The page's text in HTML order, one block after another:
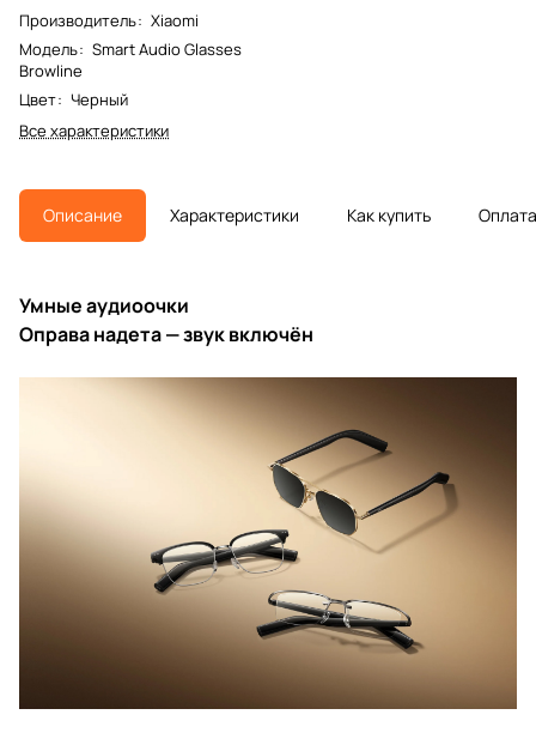
Производитель: Xiaomi
Модель: Smart Audio Glasses
Browline
Цвет: Черный
Все характеристики
Описание Характеристики Как купить Оплата
Умные аудиоочки
Оправа надета — звук включён